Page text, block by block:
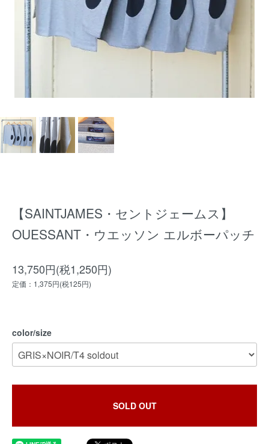
【SAINTJAMES・セントジェームス】
OUESSANT・ウエッソン エルボーパッチ
13,750円(税1,250円)
定価：1,375円(税125円)
color/size
SOLD OUT